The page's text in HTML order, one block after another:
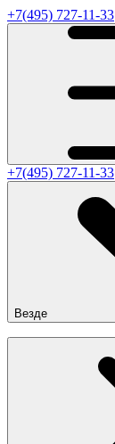
+7(495) 727-11-33
+7(495) 727-11-33
Везде